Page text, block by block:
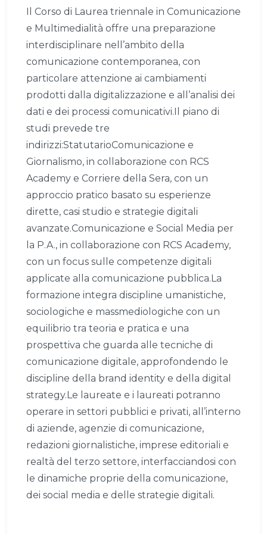
Il Corso di Laurea triennale in Comunicazione
e Multimedialità offre una preparazione
interdisciplinare nell’ambito della
comunicazione contemporanea, con
particolare attenzione ai cambiamenti
prodotti dalla digitalizzazione e all’analisi dei
dati e dei processi comunicativi.Il piano di
studi prevede tre
indirizzi:StatutarioComunicazione e
Giornalismo, in collaborazione con RCS
Academy e Corriere della Sera, con un
approccio pratico basato su esperienze
dirette, casi studio e strategie digitali
avanzate.Comunicazione e Social Media per
la P.A., in collaborazione con RCS Academy,
con un focus sulle competenze digitali
applicate alla comunicazione pubblica.La
formazione integra discipline umanistiche,
sociologiche e massmediologiche con un
equilibrio tra teoria e pratica e una
prospettiva che guarda alle tecniche di
comunicazione digitale, approfondendo le
discipline della brand identity e della digital
strategy.Le laureate e i laureati potranno
operare in settori pubblici e privati, all’interno
di aziende, agenzie di comunicazione,
redazioni giornalistiche, imprese editoriali e
realtà del terzo settore, interfacciandosi con
le dinamiche proprie della comunicazione,
dei social media e delle strategie digitali.